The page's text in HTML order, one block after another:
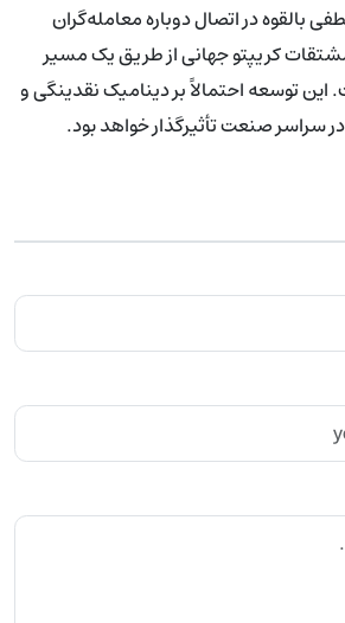
بالقوه در اتصال دوباره معامله‌گران
کریپتو جهانی از طریق یک مسیر
توسعه احتمالاً بر دینامیک نقدینگی و
صنعت تأثیرگذار خواهد بود.